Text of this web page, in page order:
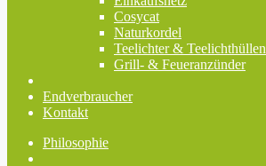
Cosycat
Naturkordel
Teelichter & Teelichthüllen
Grill- & Feueranzünder
Endverbraucher
Kontakt
Philosophie